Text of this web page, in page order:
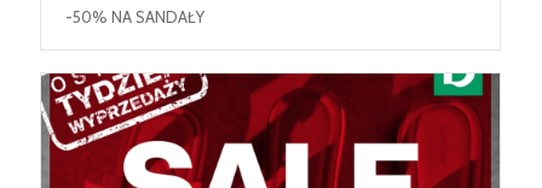
-50% NA SANDAŁY